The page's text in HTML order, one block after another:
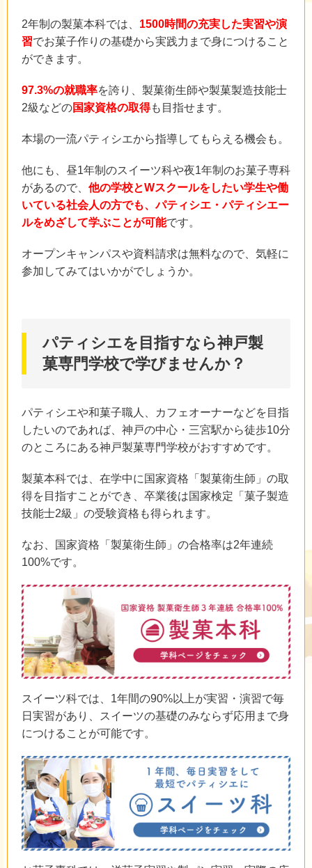
2年制の製菓本科では、 1500時間の充実した実習や演
習でお菓子作りの基礎から実践力まで身につけること
ができます。
97.3%の就職率を誇り、製菓衛生師や製菓製造技能士
2級などの国家資格の取得も目指せます。
本場の一流パティシエから指導してもらえる機会も。
他にも、昼1年制のスイーツ科や夜1年制のお菓子専科
があるので、 他の学校とWスクールをしたい学生や働
いている社会人の方でも、パティシエ・パティシエー
ルをめざして学ぶことが可能です。
オープンキャンパスや資料請求は無料なので、気軽に
参加してみてはいかがでしょうか。
パティシエを目指すなら神戸製
菓専門学校で学びませんか？
パティシエや和菓子職人、カフェオーナーなどを目指
したいのであれば、神戸の中心・三宮駅から徒歩10分
のところにある神戸製菓専門学校がおすすめです。
製菓本科では、在学中に国家資格「製菓衛生師」の取
得を目指すことができ、卒業後は国家検定「菓子製造
技能士2級」の受験資格も得られます。
なお、国家資格「製菓衛生師」の合格率は2年連続
100%です。
スイーツ科では、1年間の90%以上が実習・演習で毎
日実習があり、スイーツの基礎のみならず応用まで身
につけることが可能です。